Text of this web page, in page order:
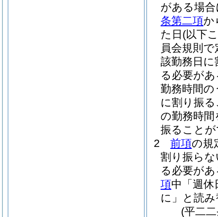
がある場
条第二項か
た日 (以下
員会規則
該勤務日
る必要が
勤務時間
に割り振
の勤務時
振ること
2
前項の規
割り振ら
る必要が
項中「週
に」と読
(平二